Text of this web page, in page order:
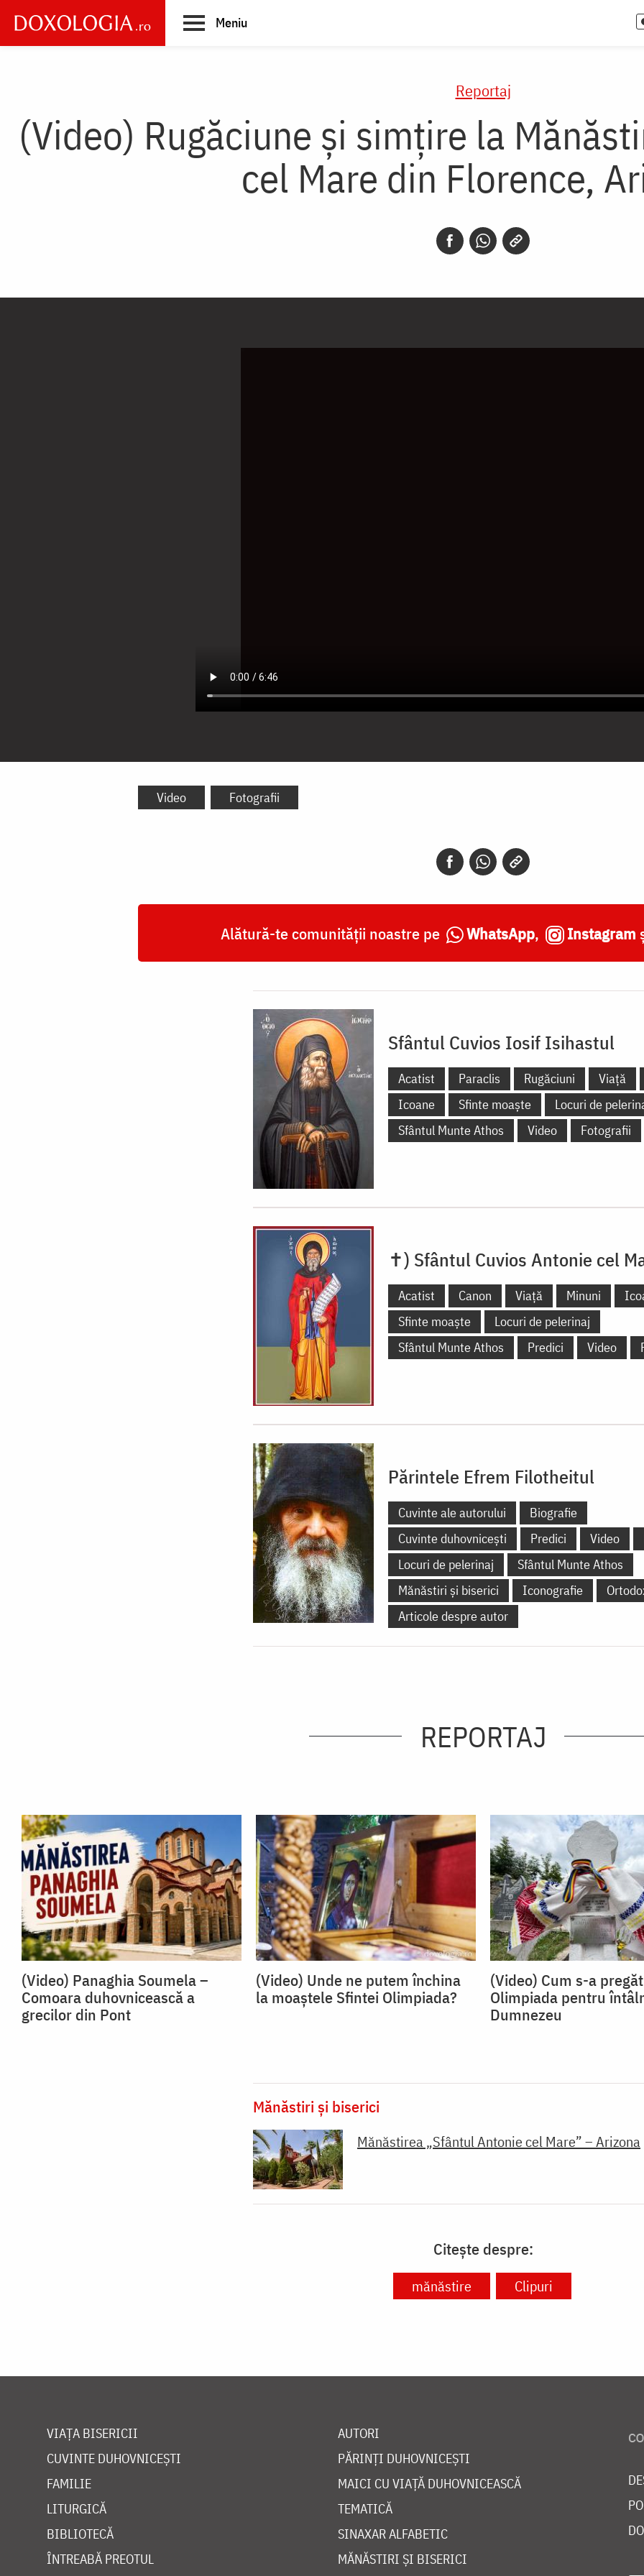
main
Meniu
Reportaj
(Video) Rugăciune și simțire la
cel Mare din Florence,
Video Fotografii
Alătură-te comunității noastre pe WhatsApp, Instagram
Sfântul Cuvios Iosif Isihastul
Acatist Paraclis Rugăciuni Viață
Icoane
Sfinte moaște
Locuri de
Sfântul Munte Athos
Video Fotografii
✝) Sfântul Cuvios Antonie cel
Acatist Canon Viață Minuni
Sfinte moaște
Locuri de pelerinaj
Sfântul Munte Athos
Predici Video
Părintele Efrem Filotheitul
Cuvinte ale autorului
Biografie
Cuvinte duhovnicești
Predici Video
Locuri de pelerinaj
Sfântul Munte Athos
Mănăstiri și biserici
Iconografie
Articole despre autor
REPORTAJ
(Video) Panaghia Soumela –
Comoara duhovnicească a
grecilor din Pont
(Video) Unde ne putem închina
la moaștele Sfintei Olimpiada?
(Video) Cum s-a
Olimpiada pentru
Dumnezeu
Mănăstiri și biserici
Mănăstirea „Sfântul Antonie cel Mare” – Arizona
Citește despre:
mănăstire Clipuri
VIAȚA BISERICII
CUVINTE DUHOVNICEȘTI
FAMILIE
LITURGICĂ
BIBLIOTECĂ
ÎNTREABĂ PREOTUL
AUTORI
PĂRINȚI DUHOVNICEȘTI
MAICI CU VIAȚĂ DUHOVNICEASCĂ
TEMATICĂ
SINAXAR ALFABETIC
MĂNĂSTIRI ȘI BISERICI